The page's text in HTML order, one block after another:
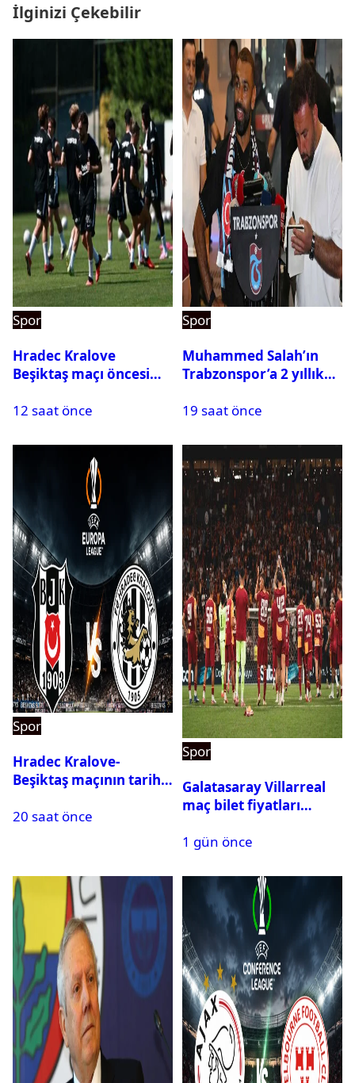
İlginizi Çekebilir
Spor
Hradec Kralove
Beşiktaş maçı öncesi
Siyah-Beyazlıların 11’i
12 saat önce
Spor
Muhammed Salah’ın
Trabzonspor’a 2 yıllık
19 saat önce
Spor
Hradec Kralove-
Beşiktaş maçının tarihi
20 saat önce
Spor
Galatasaray Villarreal
maç bilet fiyatları
1 gün önce